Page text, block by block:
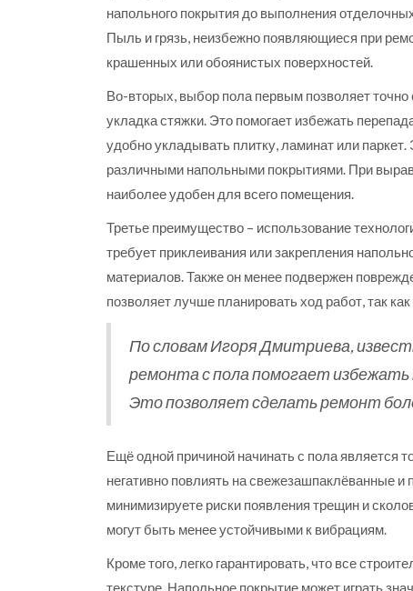
напольного покрытия до выполнения
Пыль и грязь, неизбежно появляющиеся при
крашенных или обоянистых поверхностей.
Во-вторых, выбор пола первым позволяет точно
укладка стяжки. Это помогает избежать
удобно укладывать плитку, ламинат или
различными напольными покрытиями. При
наиболее удобен для всего помещения.
Третье преимущество – использование
требует приклеивания или закрепления
материалов. Также он менее подвержен
позволяет лучше планировать ход работ, так
По словам Игоря Дмитриева,
ремонта с пола помогает избежать
Это позволяет сделать ремонт
Ещё одной причиной начинать с пола является
негативно повлиять на свежезашпаклёванные
минимизируете риски появления трещин и
могут быть менее устойчивыми к вибрациям.
Кроме того, легко гарантировать, что все
текстуре. Напольное покрытие может играть